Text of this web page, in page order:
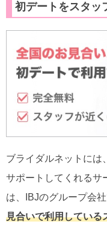
初デートをスタッ
ブライダルネットには
サポートしてくれるサ
は、IBJのグループ会
見合いで利用している